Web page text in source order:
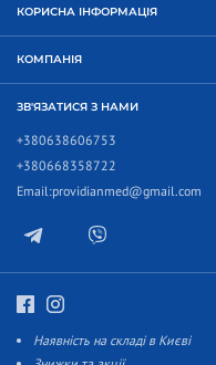
КОРИСНА ІНФОРМАЦІЯ
КОМПАНІЯ
ЗВ'ЯЗАТИСЯ З НАМИ
+380638606753
+380668358722
Email:providianmed@gmail.com
Наявність на складі в Києві